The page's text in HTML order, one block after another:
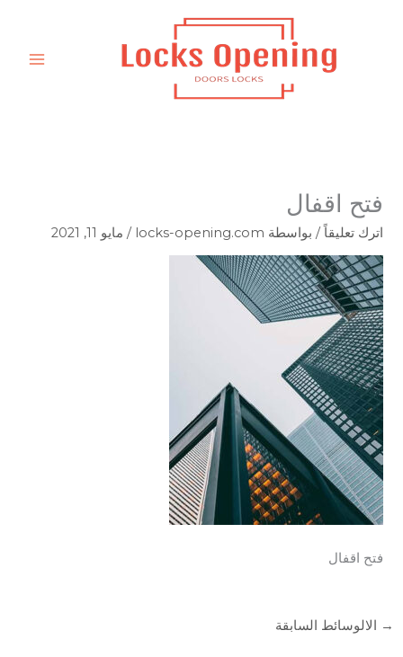
فتح اقفال
اترك تعليقاً / بواسطة locks-opening.com
/ مايو 11, 2021
فتح اقفال
→ الالوسائط السابقة